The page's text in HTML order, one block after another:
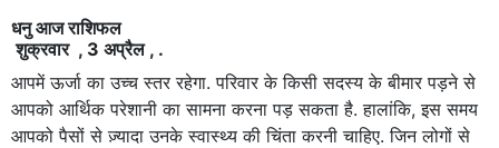
धनु आज राशिफल
शुक्रवार , 3 अप्रैल , .
आपमें ऊर्जा का उच्च स्तर रहेगा. परिवार के किसी सदस्य के बीमार पड़ने से
आपको आर्थिक परेशानी का सामना करना पड़ सकता है. हालांकि, इस समय
आपको पैसों से ज़्यादा उनके स्वास्थ्य की चिंता करनी चाहिए. जिन लोगों से